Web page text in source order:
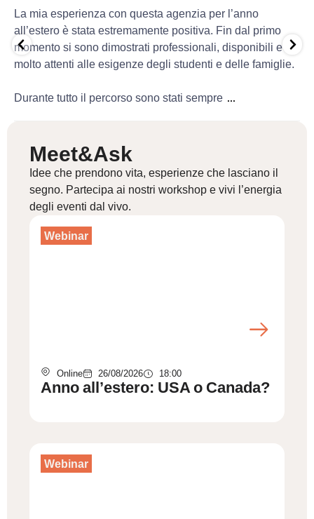
La mia esperienza con questa agenzia per l’anno
all’estero è stata estremamente positiva. Fin dal primo
momento si sono dimostrati professionali, disponibili e
molto attenti alle esigenze degli studenti e delle famiglie.
Durante tutto il percorso sono stati sempre ...
Meet&Ask
Idee che prendono vita, esperienze che lasciano il
segno. Partecipa ai nostri workshop e vivi l’energia
degli eventi dal vivo.
Webinar
Online 26/08/2026 18:00
Anno all’estero: USA o Canada?
Webinar